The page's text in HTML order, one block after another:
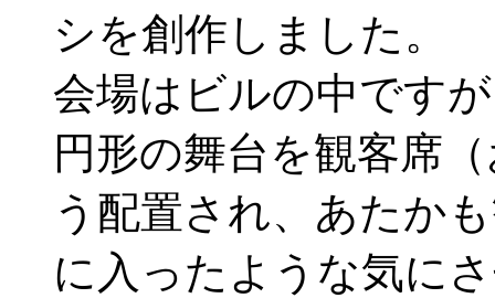
シを創作しました。
会場はビルの中です
円形の舞台を観客席
う配置され、あたか
に入ったような気に